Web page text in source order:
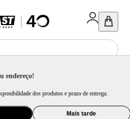
endereço!
dos produtos e prazo de entrega.
Mais tarde
Todo Dia Marinho